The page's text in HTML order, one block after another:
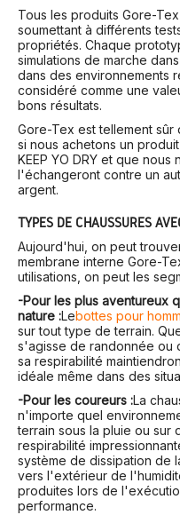
Tous les produits Gore-
soumettant à différents
propriétés. Chaque
simulations de marche
dans des environnements
considéré comme une
bons résultats.
Gore-Tex est tellement
si nous achetons un
KEEP YO DRY et que nous
l'échangeront contre un
argent.
TYPES DE CHAUSSURES
Aujourd'hui, on peut
membrane interne Gore-
utilisations, on peut les
-Pour les plus aventureux
nature :Lebottes pour
sur tout type de terrain.
s'agisse de randonnée ou
sa respirabilité
idéale même dans des
-Pour les coureurs :La
n'importe quel
terrain sous la pluie ou sur
respirabilité
système de dissipation de
vers l'extérieur de
produites lors de
performance.